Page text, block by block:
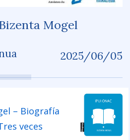
Mogel
2025/06/05
– Biografía
veces